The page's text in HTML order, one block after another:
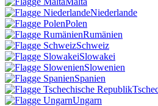
Niederlande
Polen
Rumänien
Schweiz
Slowakei
Slowenien
Spanien
Ungarn